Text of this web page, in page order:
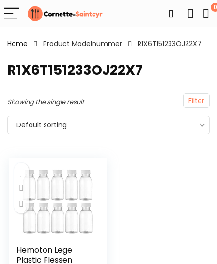
0
Home Product Modelnummer R1X6T151233OJ22X7
R1X6T151233OJ22X7
Filter
Showing the single result
Default sorting
Hemoton Lege
Plastic Flessen